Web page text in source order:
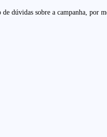
dúvidas sobre a campanha, por